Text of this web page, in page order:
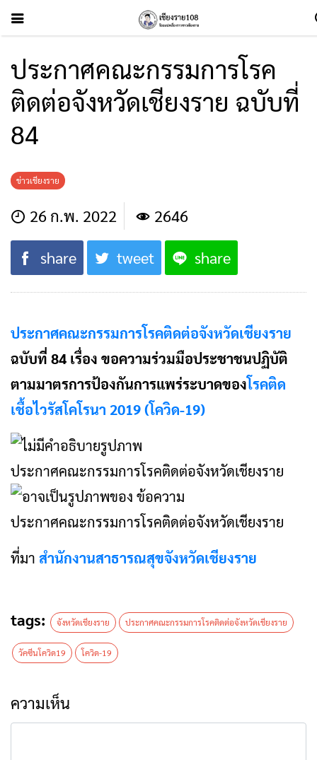
ประกาศคณะกรรมการโรค
ติดต่อจังหวัดเชียงราย ฉบับที่
84
ข่าวเชียงราย
26 ก.พ. 2022 2646
share tweet share
ประกาศคณะกรรมการโรคติดต่อจังหวัดเชียงราย
ฉบับที่ 84 เรื่อง ขอความร่วมมือประชาชนปฏิบัติ
ตามมาตรการป้องกันการแพร่ระบาดของโรคติด
เชื้อไวรัสโคโรนา 2019 (โควิด-19)
ประกาศคณะกรรมการโรคติดต่อจังหวัดเชียงราย
ประกาศคณะกรรมการโรคติดต่อจังหวัดเชียงราย
ที่มา สำนักงานสาธารณสุขจังหวัดเชียงราย
tags: จังหวัดเชียงราย ประกาศคณะกรรมการโรคติดต่อจังหวัดเชียงราย
วัคซีนโควิด19 โควิด-19
ความเห็น